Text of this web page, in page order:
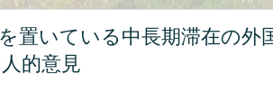
を置いている中長期滞在の
的意見